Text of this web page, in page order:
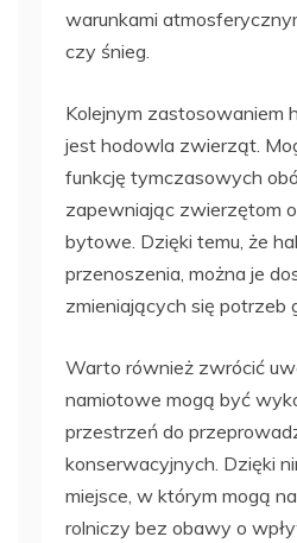
warunkami
czy śnieg.
Kolejnym zastosowaniem
jest hodowla zwierząt.
funkcję tymczasowych
zapewniając zwierzętom
bytowe. Dzięki temu, że
przenoszenia, można je
zmieniających się potrzeb
Warto również zwrócić
namiotowe mogą być
przestrzeń do
konserwacyjnych. Dzięki
miejsce, w którym mogą
rolniczy bez obawy o